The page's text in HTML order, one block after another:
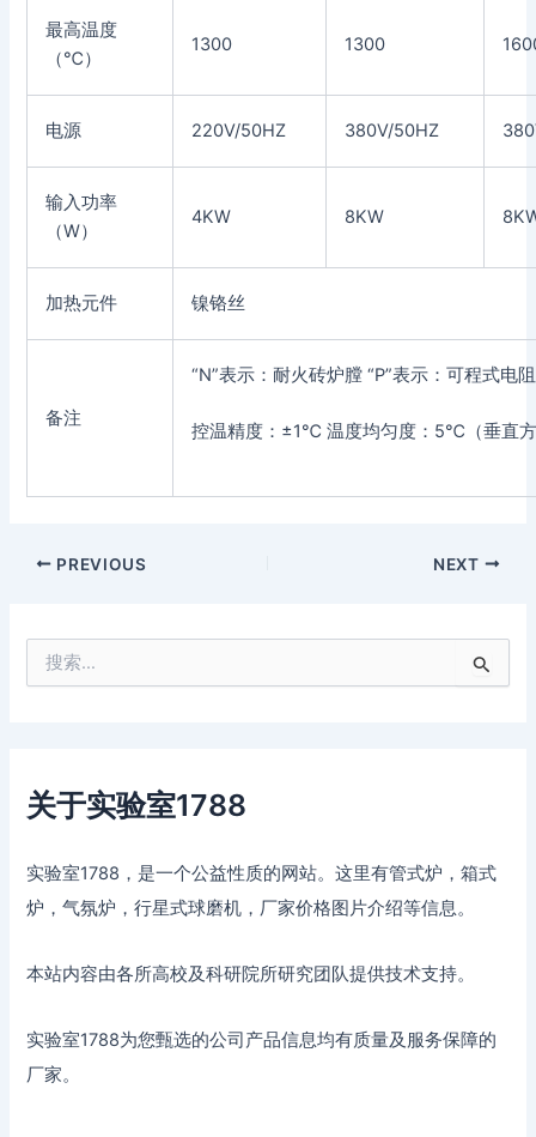
关于实验室1788
实验室1788，是一个公益性质的网站。这里有管式炉，箱式
炉，气氛炉，行星式球磨机，厂家价格图片介绍等信息。
本站内容由各所高校及科研院所研究团队提供技术支持。
实验室1788为您甄选的公司产品信息均有质量及服务保障的
厂家。
最高温度
（℃）
1300 1300
电源 220V/50HZ 380V/50HZ
输入功率
（W）
4KW 8KW
加热元件 镍铬丝
备注
“N”表示：耐火砖炉膛 “P”表示：可程式电
控温精度：±1℃ 温度均匀度：5℃（垂直
PREVIOUS NEXT